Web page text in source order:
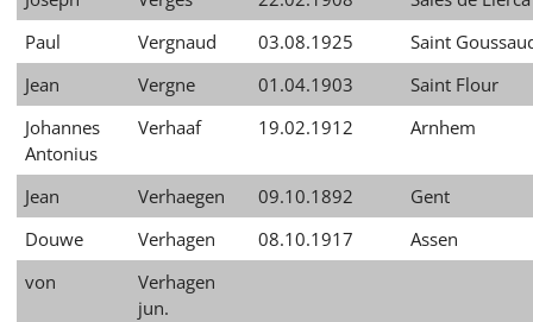
Paul
Vergnaud 03.08.1925
Saint
Jean
Vergne 01.04.1903
Saint Flour
Johannes
Antonius
Verhaaf 19.02.1912 Arnhem
Jean Verhaegen 09.10.1892
Gent
Douwe
Verhagen 08.10.1917
Assen
von
Verhagen
jun.